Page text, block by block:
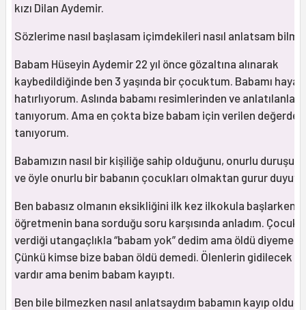
kızı Dilan Aydemir.
Sözlerime nasıl başlasam içimdekileri nasıl anlatsam
Babam Hüseyin Aydemir 22 yıl önce gözaltına alınarak
kaybedildiğinde ben 3 yaşında bir çocuktum. Babamı hayal
hatırlıyorum. Aslında babamı resimlerinden ve
tanıyorum. Ama en çokta bize babam için verilen değerden
tanıyorum.
Babamızın nasıl bir kişiliğe sahip olduğunu, onurlu
ve öyle onurlu bir babanın çocukları olmaktan gurur
Ben babasız olmanın eksikliğini ilk kez ilkokula başlarken
öğretmenin bana sorduğu soru karşısında anladım.
verdiği utangaçlıkla “babam yok” dedim ama öldü
Çünkü kimse bize baban öldü demedi. Ölenlerin gidilecek
vardır ama benim babam kayıptı.
Ben bile bilmezken nasıl anlatsaydım babamın kayıp